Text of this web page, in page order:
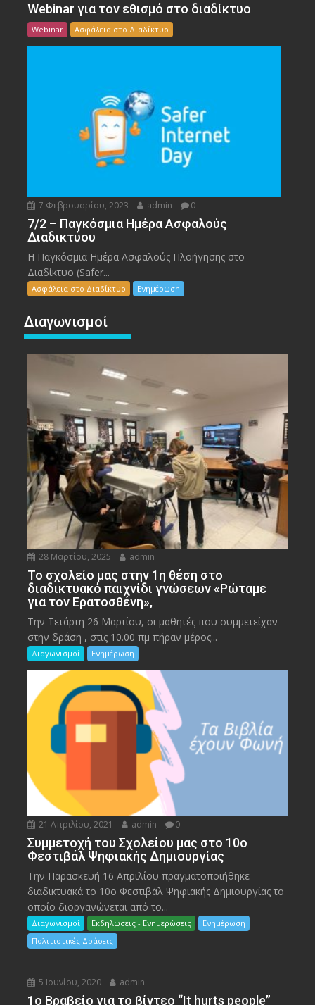
Webinar για τον εθισμό στο διαδίκτυο
Webinar Ασφάλεια στο Διαδίκτυο
7 Φεβρουαρίου, 2023 admin 0
7/2 – Παγκόσμια Ημέρα Ασφαλούς
Διαδικτύου
Η Παγκόσμια Ημέρα Ασφαλούς Πλοήγησης στο
Διαδίκτυο (Safer...
Ασφάλεια στο Διαδίκτυο Ενημέρωση
Διαγωνισμοί
28 Μαρτίου, 2025 admin
To σχολείο μας στην 1η θέση στο
διαδικτυακό παιχνίδι γνώσεων «Ρώταμε
για τον Ερατοσθένη»,
Την Τετάρτη 26 Μαρτίου, οι μαθητές που συμμετείχαν
στην δράση , στις 10.00 πμ πήραν μέρος...
Διαγωνισμοί Ενημέρωση
21 Απριλίου, 2021 admin 0
Συμμετοχή του Σχολείου μας στο 10ο
Φεστιβάλ Ψηφιακής Δημιουργίας
Την Παρασκευή 16 Απριλίου πραγματοποιήθηκε
διαδικτυακά το 10ο Φεστιβάλ Ψηφιακής Δημιουργίας το
οποίο διοργανώνεται από το...
Διαγωνισμοί Εκδηλώσεις - Ενημερώσεις
Ενημέρωση
Πολιτιστικές Δράσεις
5 Ιουνίου, 2020 admin
1ο Βραβείο για το βίντεο “It hurts people”